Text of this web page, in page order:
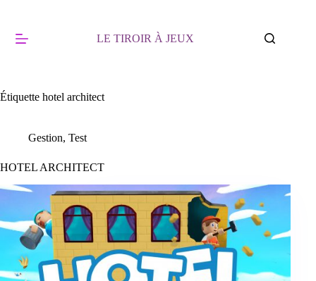
LE TIROIR À JEUX
Étiquette hotel architect
Gestion, Test
HOTEL ARCHITECT